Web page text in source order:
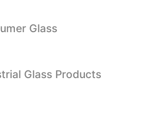
Glass
Glass Products